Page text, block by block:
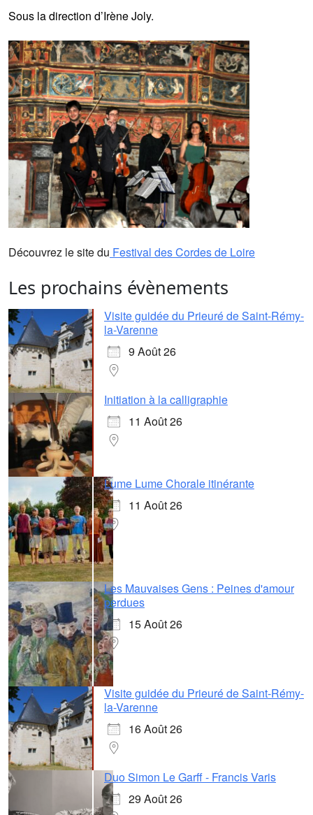
Sous la direction d’Irène Joly.
Découvrez le site du Festival des Cordes de Loire
Les prochains évènements
Visite guidée du Prieuré de Saint-Rémy-
la-Varenne
9 Août 26
Initiation à la calligraphie
11 Août 26
Lume Lume Chorale itinérante
11 Août 26
Les Mauvaises Gens : Peines d'amour
perdues
15 Août 26
Visite guidée du Prieuré de Saint-Rémy-
la-Varenne
16 Août 26
Duo Simon Le Garff - Francis Varis
29 Août 26